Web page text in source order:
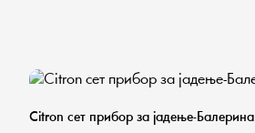
Citron сет прибор за јадење-Балерина